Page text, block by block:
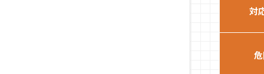
対